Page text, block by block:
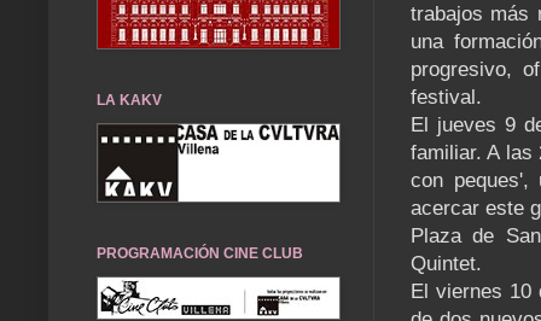
trabajos más
una
progresivo,
festival.
El jueves 9
familiar. A las
con peques',
acercar este
Plaza de
Quintet.
El viernes 10
LA KAKV
PROGRAMACIÓN CINE CLUB